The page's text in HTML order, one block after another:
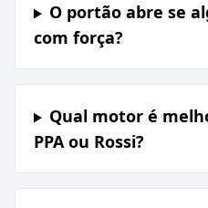
O portão abre se
com força?
Qual motor é
PPA ou Rossi?